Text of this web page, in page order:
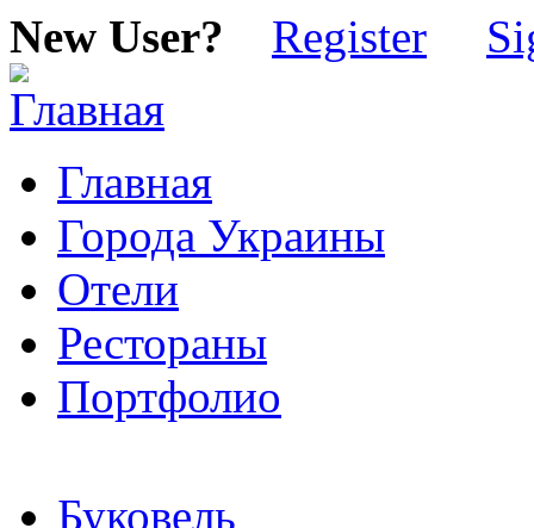
New User? Register
Главная
Города Украины
Отели
Рестораны
Портфолио
Буковель